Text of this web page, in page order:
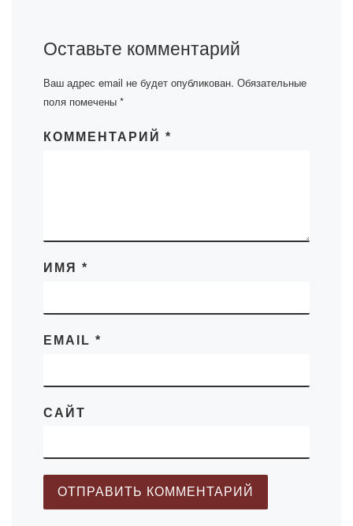
Оставьте комментарий
Ваш адрес email не будет опубликован. Обязательные
поля помечены *
КОММЕНТАРИЙ *
ИМЯ *
EMAIL *
САЙТ